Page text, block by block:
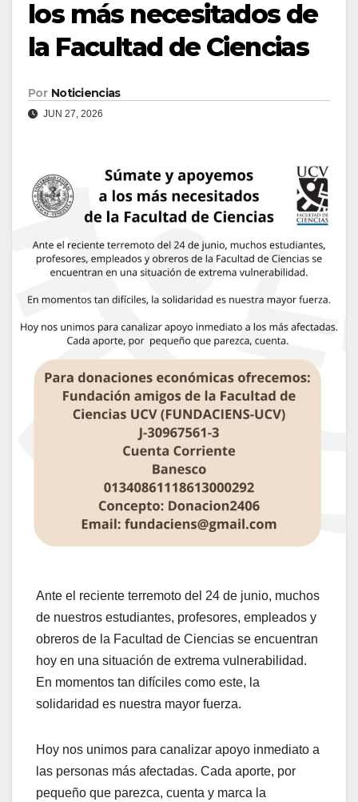
los más necesitados de
la Facultad de Ciencias
Por Noticiencias
JUN 27, 2026
Ante el reciente terremoto del 24 de junio, muchos
de nuestros estudiantes, profesores, empleados y
obreros de la Facultad de Ciencias se encuentran
hoy en una situación de extrema vulnerabilidad.
En momentos tan difíciles como este, la
solidaridad es nuestra mayor fuerza.
Hoy nos unimos para canalizar apoyo inmediato a
las personas más afectadas. Cada aporte, por
pequeño que parezca, cuenta y marca la